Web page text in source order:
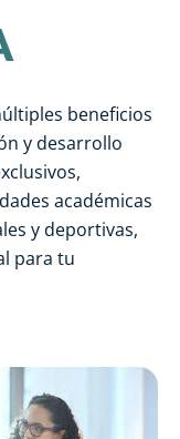
beneficios
y desarrollo
académicas
y deportivas,
para tu